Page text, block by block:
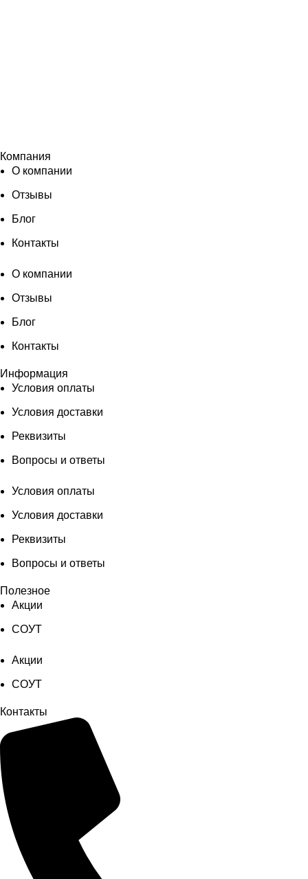
Компания
О компании
Отзывы
Блог
Контакты
О компании
Отзывы
Блог
Контакты
Информация
Условия оплаты
Условия доставки
Реквизиты
Вопросы и ответы
Условия оплаты
Условия доставки
Реквизиты
Вопросы и ответы
Полезное
Акции
СОУТ
Акции
СОУТ
Контакты